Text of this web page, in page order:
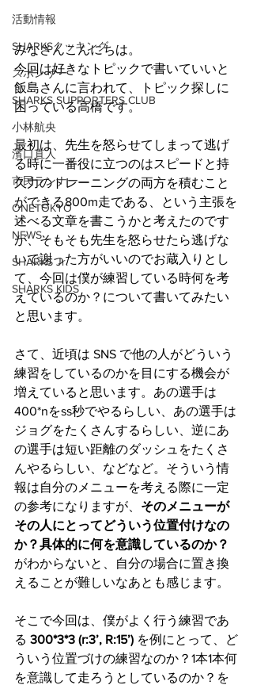
活動情報
SHARKSクッキング
スポンサー
SHARKS SUPPORTERS CLUB
小林航央
濱口直人
市民ランナー
ONETOKYO
NEWS
SHARKS Jr.
SHARKS KIDS
みなさんこんにちは。
今回は好きなトピックで書いていいと
飯島さんに言われて、トピック探しに
困っている高橋です。
最初は、先生を怒らせてしまって逃げ
る時に一番役に立つのはスピードと持
久力のトレーニングの両方を積むこと
ができる800m走である、という主張を
述べる文章を書こうかと考えたのです
が、そもそも先生を怒らせたら逃げな
いで謝った方がいいのでお蔵入りとし
て、今回は僕が練習している時何を考
えているのか？について書いてみたい
と思います。
さて、近頃は SNS で他の人がどういう
練習をしているのかを目にする機会が
増えていると思います。あの選手は
400*nをss秒でやるらしい、あの選手は
ジョグをたくさんするらしい、逆にあ
の選手は短い距離のダッシュをたくさ
んやるらしい、などなど。そういう情
報は自分のメニューを考える際に一定
の参考になりますが、 そのメニューが
その人にとってどういう位置付けなの
か？具体的に何を意識しているのか？
がわからないと、自分の場合に置き換
えることが難しいなあとも感じます。
そこで今回は、僕がよく行う練習であ
る 300*3*3 (r:3’, R:15’) を例にとって、ど
ういう位置づけの練習なのか？1本1本何
を意識して走ろうとしているのか？を